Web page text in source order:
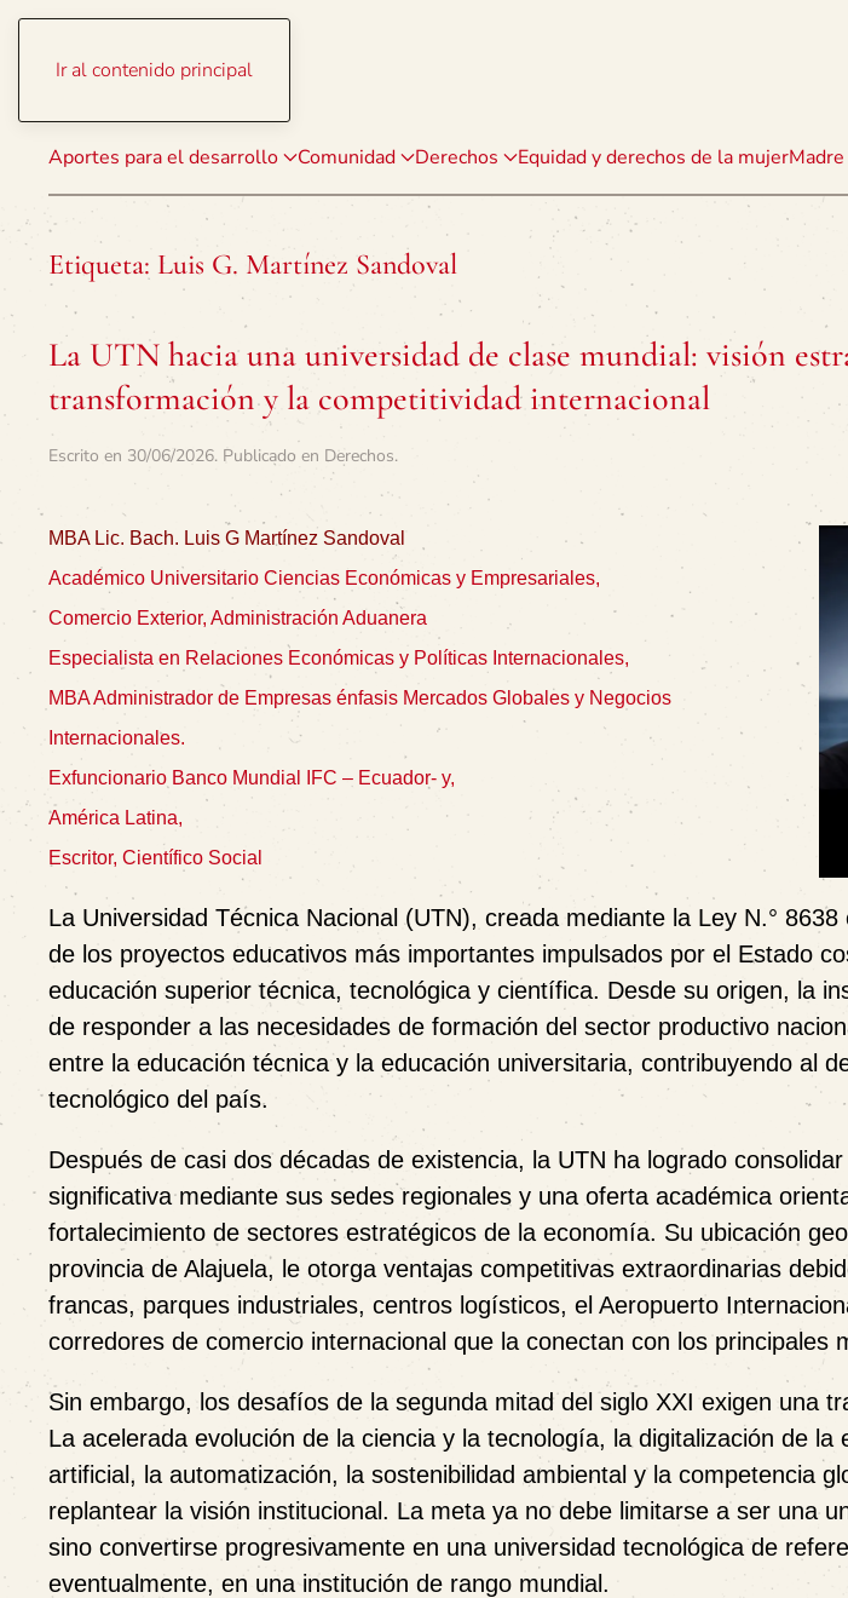
Ir al contenido principal
Aportes para el desarrollo Comunidad Derechos Equidad y derechos de la mujer
Etiqueta: Luis G. Martínez Sandoval
La UTN hacia una universidad de clase mundial: visión
transformación y la competitividad internacional
Escrito en 30/06/2026. Publicado en Derechos.
MBA Lic. Bach. Luis G Martínez Sandoval
Académico Universitario Ciencias Económicas y Empresariales,
Comercio Exterior, Administración Aduanera
Especialista en Relaciones Económicas y Políticas Internacionales,
MBA Administrador de Empresas énfasis Mercados Globales y Negocios
Internacionales.
Exfuncionario Banco Mundial IFC – Ecuador- y,
América Latina,
Escritor, Científico Social
La Universidad Técnica Nacional (UTN), creada mediante la Ley N.°
de los proyectos educativos más importantes impulsados por el Estado
educación superior técnica, tecnológica y científica. Desde su origen, la
de responder a las necesidades de formación del sector productivo
entre la educación técnica y la educación universitaria, contribuyendo al
tecnológico del país.
Después de casi dos décadas de existencia, la UTN ha logrado
significativa mediante sus sedes regionales y una oferta académica
fortalecimiento de sectores estratégicos de la economía. Su ubicación
provincia de Alajuela, le otorga ventajas competitivas extraordinarias
francas, parques industriales, centros logísticos, el Aeropuerto
corredores de comercio internacional que la conectan con los principales
Sin embargo, los desafíos de la segunda mitad del siglo XXI exigen una
La acelerada evolución de la ciencia y la tecnología, la digitalización de la
artificial, la automatización, la sostenibilidad ambiental y la competencia
replantear la visión institucional. La meta ya no debe limitarse a ser una
sino convertirse progresivamente en una universidad tecnológica de
eventualmente, en una institución de rango mundial.